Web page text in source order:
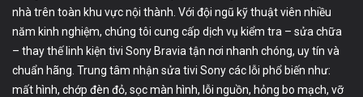
nhà trên toàn khu vực nội thành. Với đội ngũ kỹ thuật viên nhiều
năm kinh nghiệm, chúng tôi cung cấp dịch vụ kiểm tra – sửa chữa
– thay thế linh kiện tivi Sony Bravia tận nơi nhanh chóng, uy tín và
chuẩn hãng. Trung tâm nhận sửa tivi Sony các lỗi phổ biến như:
mất hình, chớp đèn đỏ, sọc màn hình, lỗi nguồn, hỏng bo mạch, vỡ